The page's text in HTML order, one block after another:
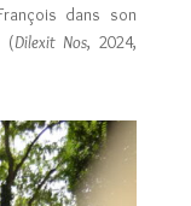
dans son
(Dilexit Nos, 2024,